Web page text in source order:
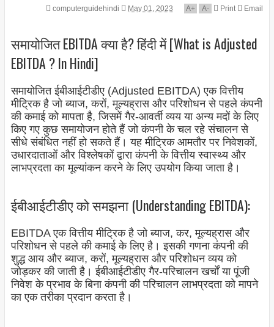
computerguidehindi May 01, 2023 A+ A- Print Email
समायोजित EBITDA क्या है? हिंदी में [What is Adjusted
EBITDA ? In Hindi]
समायोजित ईबीआईटीडीए (Adjusted EBITDA) एक वित्तीय
मीट्रिक है जो ब्याज, करों, मूल्यह्रास और परिशोधन से पहले कंपनी
की कमाई को मापता है, जिसमें गैर-आवर्ती व्यय या अन्य मदों के लिए
किए गए कुछ समायोजन होते हैं जो कंपनी के चल रहे संचालन से
सीधे संबंधित नहीं हो सकते हैं। यह मीट्रिक आमतौर पर निवेशकों,
उधारदाताओं और विश्लेषकों द्वारा कंपनी के वित्तीय स्वास्थ्य और
लाभप्रदता का मूल्यांकन करने के लिए उपयोग किया जाता है।
ईबीआईटीडीए को समझना (Understanding EBITDA):
EBITDA एक वित्तीय मीट्रिक है जो ब्याज, कर, मूल्यह्रास और
परिशोधन से पहले की कमाई के लिए है। इसकी गणना कंपनी की
शुद्ध आय और ब्याज, करों, मूल्यह्रास और परिशोधन व्यय को
जोड़कर की जाती है। ईबीआईटीडीए गैर-परिचालन खर्चों या पूंजी
निवेश के प्रभाव के बिना कंपनी की परिचालन लाभप्रदता को मापने
का एक तरीका प्रदान करता है।